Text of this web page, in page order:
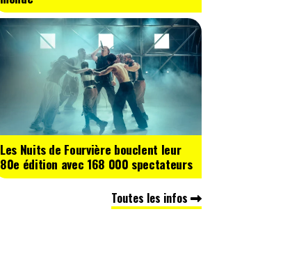
Les Nuits de Fourvière bouclent leur
80e édition avec 168 000 spectateurs
Toutes les infos